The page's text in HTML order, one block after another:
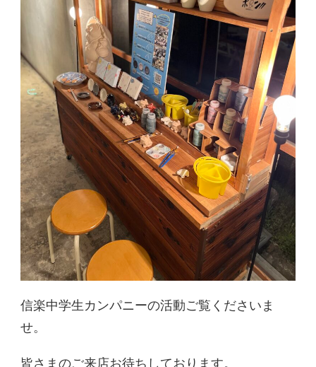
信楽中学生カンパニーの活動ご覧くださいま
せ。
皆さまのご来店お待ちしております。